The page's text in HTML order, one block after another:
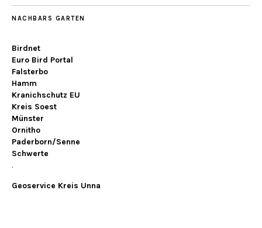
NACHBARS GARTEN
Birdnet
Euro Bird Portal
Falsterbo
Hamm
Kranichschutz EU
Kreis Soest
Münster
Ornitho
Paderborn/Senne
Schwerte
.
Geoservice Kreis Unna